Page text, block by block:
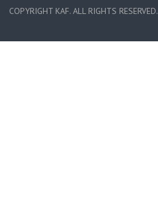
COPYRIGHT KAF. ALL RIGHTS RESERVED.